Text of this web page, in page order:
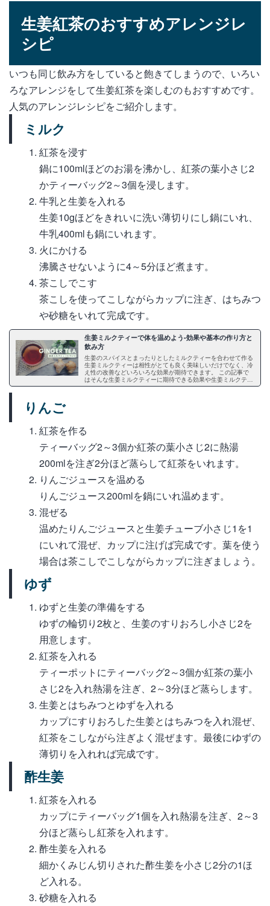
生姜紅茶のおすすめアレンジレ
シピ
いつも同じ飲み方をしていると飽きてしまうので、いろい
ろなアレンジをして生姜紅茶を楽しむのもおすすめです。
人気のアレンジレシピをご紹介します。
ミルク
紅茶を浸す
鍋に100mlほどのお湯を沸かし、紅茶の葉小さじ2
かティーバッグ2～3個を浸します。
牛乳と生姜を入れる
生姜10gほどをきれいに洗い薄切りにし鍋にいれ、
牛乳400mlも鍋にいれます。
火にかける
沸騰させないように4～5分ほど煮ます。
茶こしでこす
茶こしを使ってこしながらカップに注ぎ、はちみつ
や砂糖をいれて完成です。
生姜ミルクティーで体を温めよう-効果や基本の作り方と
飲み方
生姜のスパイスとまったりとしたミルクティーを合わせて作る
生姜ミルクティーは相性がとても良く美味しいだけでなく、冷
え性の改善などいろいろな効果が期待できます。 この記事で
はそんな生姜ミルクティーに期待できる効果や生姜ミルクティ
ーを作るのにおすすめの茶葉、生姜チューブなら簡単に作れる
りんご
紅茶を作る
ティーバッグ2～3個か紅茶の葉小さじ2に熱湯
200mlを注ぎ2分ほど蒸らして紅茶をいれます。
りんごジュースを温める
りんごジュース200mlを鍋にいれ温めます。
混ぜる
温めたりんごジュースと生姜チューブ小さじ1を1
にいれて混ぜ、カップに注げば完成です。葉を使う
場合は茶こしでこしながらカップに注ぎましょう。
ゆず
ゆずと生姜の準備をする
ゆずの輪切り2枚と、生姜のすりおろし小さじ2を
用意します。
紅茶を入れる
ティーポットにティーバッグ2～3個か紅茶の葉小
さじ2を入れ熱湯を注ぎ、2～3分ほど蒸らします。
生姜とはちみつとゆずを入れる
カップにすりおろした生姜とはちみつを入れ混ぜ、
紅茶をこしながら注ぎよく混ぜます。最後にゆずの
薄切りを入れれば完成です。
酢生姜
紅茶を入れる
カップにティーバッグ1個を入れ熱湯を注ぎ、2～3
分ほど蒸らし紅茶を入れます。
酢生姜を入れる
細かくみじん切りされた酢生姜を小さじ2分の1ほ
ど入れる。
砂糖を入れる